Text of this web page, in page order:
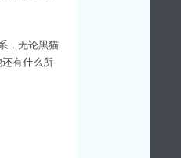
，无论黑猫
有什么所